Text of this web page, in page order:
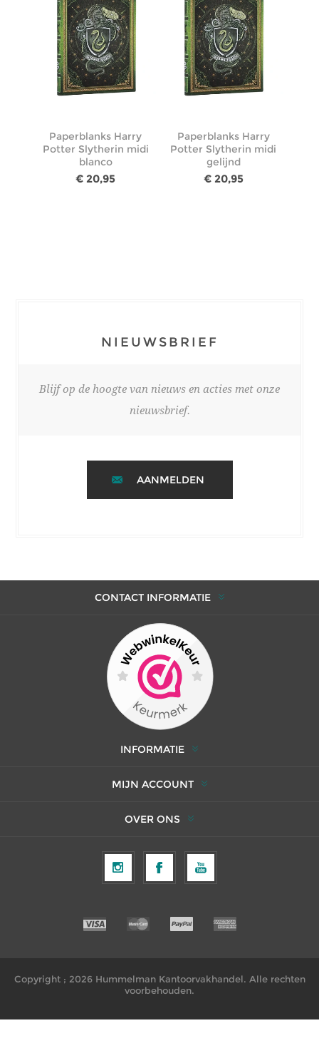
Paperblanks Harry
Potter Slytherin midi
blanco
€ 20,95
Paperblanks Harry
Potter Slytherin midi
gelijnd
€ 20,95
NIEUWSBRIEF
Blijf op de hoogte van nieuws en acties met onze
nieuwsbrief.
AANMELDEN
CONTACT INFORMATIE
INFORMATIE
MIJN ACCOUNT
OVER ONS
Copyright ; 2026 Hummelman Kantoorvakhandel. Alle rechten
voorbehouden.